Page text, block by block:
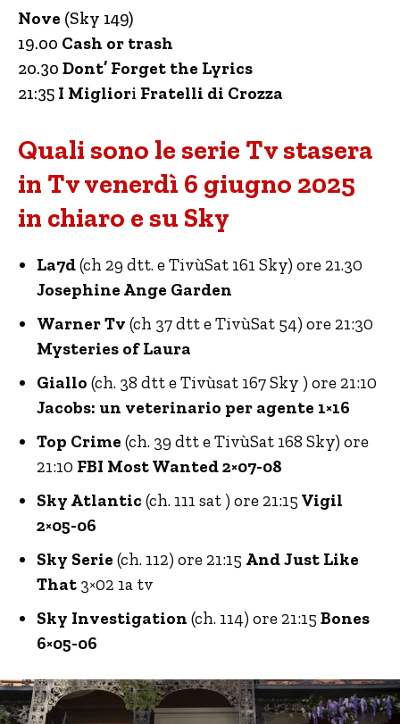
Nove (Sky 149)
19.00 Cash or trash
20.30 Dont’ Forget the Lyrics
21:35 I Migliori Fratelli di Crozza
Quali sono le serie Tv stasera
in Tv venerdì 6 giugno 2025
in chiaro e su Sky
La7d(ch 29 dtt. e TivùSat 161 Sky) ore 21.30
Josephine Ange Garden
Warner Tv (ch 37 dtt e TivùSat 54) ore 21:30
Mysteries of Laura
Giallo (ch. 38 dtt e Tivùsat 167 Sky ) ore 21:10
Jacobs: un veterinario per agente 1×16
Top Crime (ch. 39 dtt e TivùSat 168 Sky) ore
21:10 FBI Most Wanted 2×07-08
Sky Atlantic (ch. 111 sat ) ore 21:15 Vigil
2×05-06
Sky Serie (ch. 112) ore 21:15 And Just Like
That 3×02 1a tv
Sky Investigation (ch. 114) ore 21:15 Bones
6×05-06